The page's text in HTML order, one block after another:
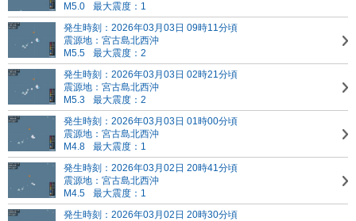
M5.0
最大震度：1
発生時刻：2026年03月03日 09時11分頃
震源地：宮古島北西沖
M5.5
最大震度：2
発生時刻：2026年03月03日 02時21分頃
震源地：宮古島北西沖
M5.3
最大震度：2
発生時刻：2026年03月03日 01時00分頃
震源地：宮古島北西沖
M4.8
最大震度：1
発生時刻：2026年03月02日 20時41分頃
震源地：宮古島北西沖
M4.5
最大震度：1
発生時刻：2026年03月02日 20時30分頃